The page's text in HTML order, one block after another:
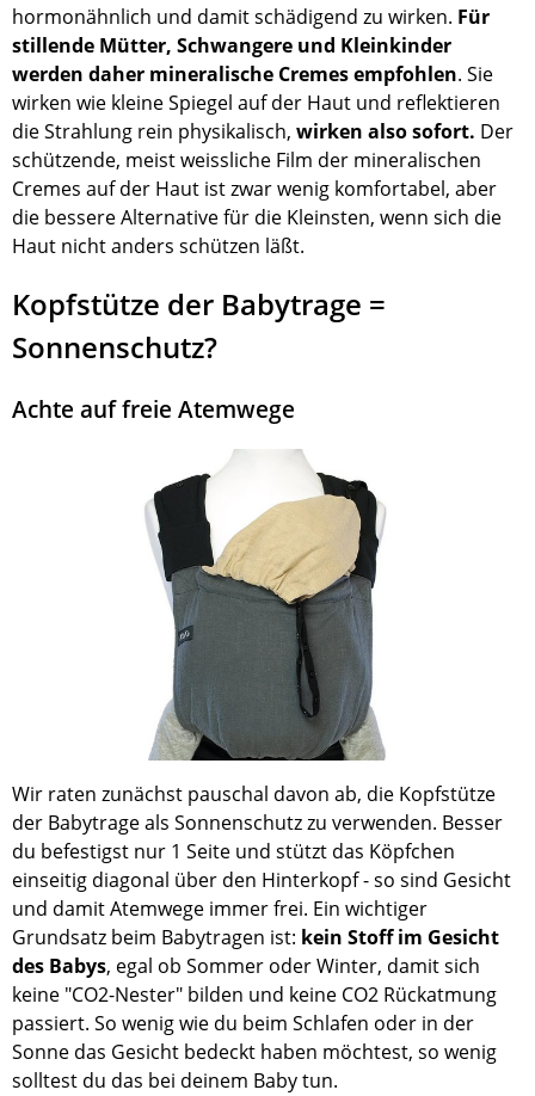
hormonähnlich und damit schädigend zu wirken. Für
stillende Mütter, Schwangere und Kleinkinder
werden daher mineralische Cremes empfohlen. Sie
wirken wie kleine Spiegel auf der Haut und reflektieren
die Strahlung rein physikalisch, wirken also sofort. Der
schützende, meist weissliche Film der mineralischen
Cremes auf der Haut ist zwar wenig komfortabel, aber
die bessere Alternative für die Kleinsten, wenn sich die
Haut nicht anders schützen läßt.
Kopfstütze der Babytrage =
Sonnenschutz?
Achte auf freie Atemwege
Wir raten zunächst pauschal davon ab, die Kopfstütze
der Babytrage als Sonnenschutz zu verwenden. Besser
du befestigst nur 1 Seite und stützt das Köpfchen
einseitig diagonal über den Hinterkopf - so sind Gesicht
und damit Atemwege immer frei. Ein wichtiger
Grundsatz beim Babytragen ist: kein Stoff im Gesicht
des Babys, egal ob Sommer oder Winter, damit sich
keine "CO2-Nester" bilden und keine CO2 Rückatmung
passiert. So wenig wie du beim Schlafen oder in der
Sonne das Gesicht bedeckt haben möchtest, so wenig
solltest du das bei deinem Baby tun.